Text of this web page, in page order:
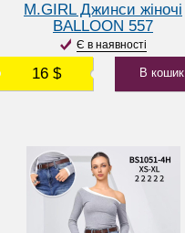
M.GIRL Джинси жіночі
BALLOON 557
Є в наявності
16 $ В кошик